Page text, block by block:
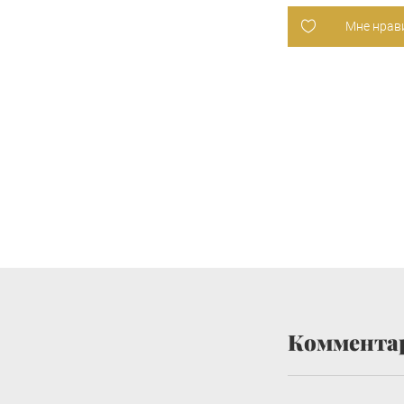
Мне